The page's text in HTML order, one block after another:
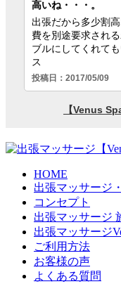
HOME
出張マッサージ
コンセプト
出張マッサージ
出張マッサージ
ご利用方法
お客様の声
よくある質問